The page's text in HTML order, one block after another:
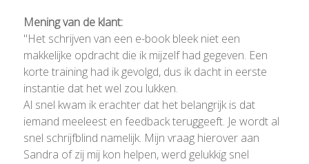
Mening van de klant:
"Het schrijven van een e-book bleek niet een
makkelijke opdracht die ik mijzelf had gegeven. Een
korte training had ik gevolgd, dus ik dacht in eerste
instantie dat het wel zou lukken.
Al snel kwam ik erachter dat het belangrijk is dat
iemand meeleest en feedback teruggeeft. Je wordt al
snel schrijfblind namelijk. Mijn vraag hierover aan
Sandra of zij mij kon helpen, werd gelukkig snel